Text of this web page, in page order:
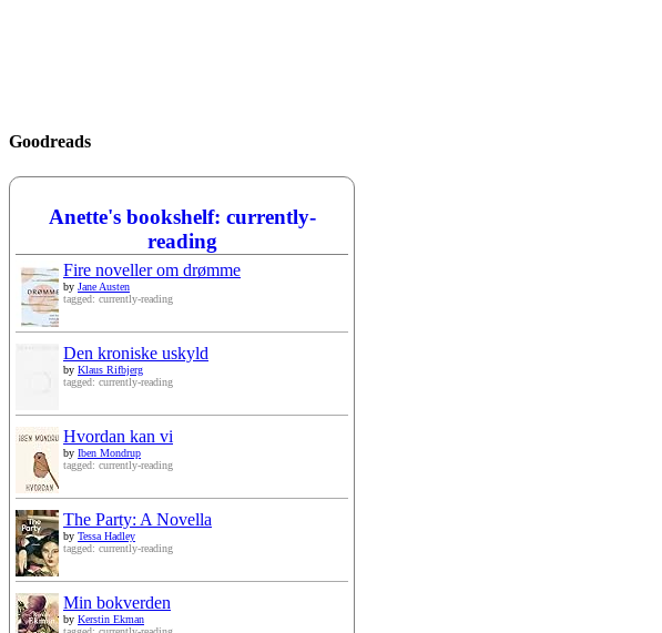
Goodreads
Anette's bookshelf: currently-
reading
Fire noveller om drømme
by Jane Austen
tagged: currently-reading
Den kroniske uskyld
by Klaus Rifbjerg
tagged: currently-reading
Hvordan kan vi
by Iben Mondrup
tagged: currently-reading
The Party: A Novella
by Tessa Hadley
tagged: currently-reading
Min bokverden
by Kerstin Ekman